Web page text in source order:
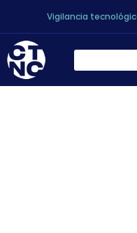
Vigilancia